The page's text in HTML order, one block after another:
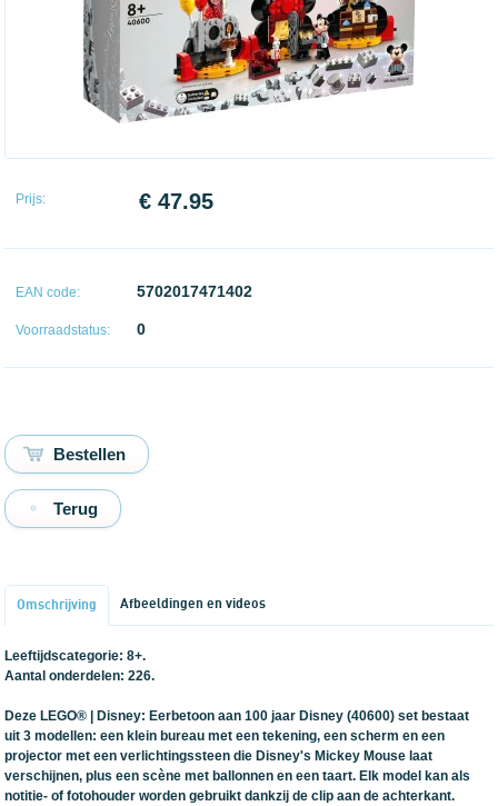
Prijs: € 47.95
EAN code: 5702017471402
Voorraadstatus: 0
Terug
Omschrijving Afbeeldingen en videos
Leeftijdscategorie: 8+.
Aantal onderdelen: 226.
Deze LEGO® | Disney: Eerbetoon aan 100 jaar Disney (40600) set bestaat
uit 3 modellen: een klein bureau met een tekening, een scherm en een
projector met een verlichtingssteen die Disney's Mickey Mouse laat
verschijnen, plus een scène met ballonnen en een taart. Elk model kan als
notitie- of fotohouder worden gebruikt dankzij de clip aan de achterkant.